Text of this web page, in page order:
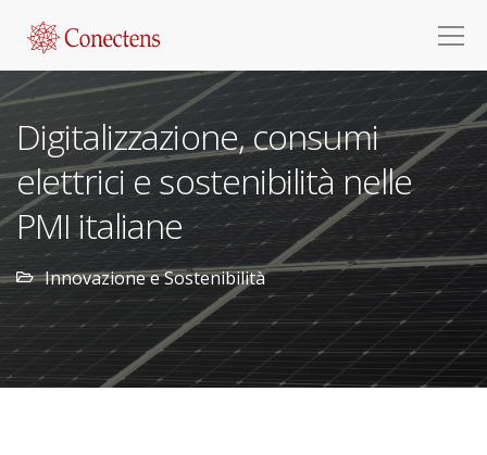
Digitalizzazione, consumi
elettrici e sostenibilità nelle
PMI italiane
Innovazione e Sostenibilità